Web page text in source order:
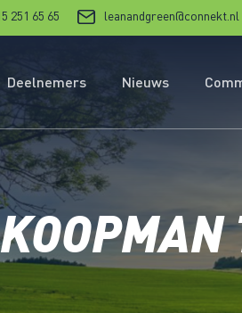
251 65 65 leanandgreen@connekt.nl
Deelnemers Nieuws